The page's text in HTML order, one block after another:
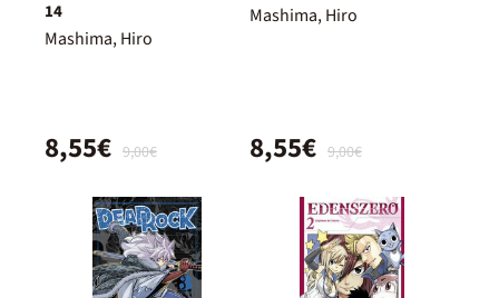
14
Mashima, Hiro
9,00€
8,55€
Mashima, Hiro
9,00€
8,55€